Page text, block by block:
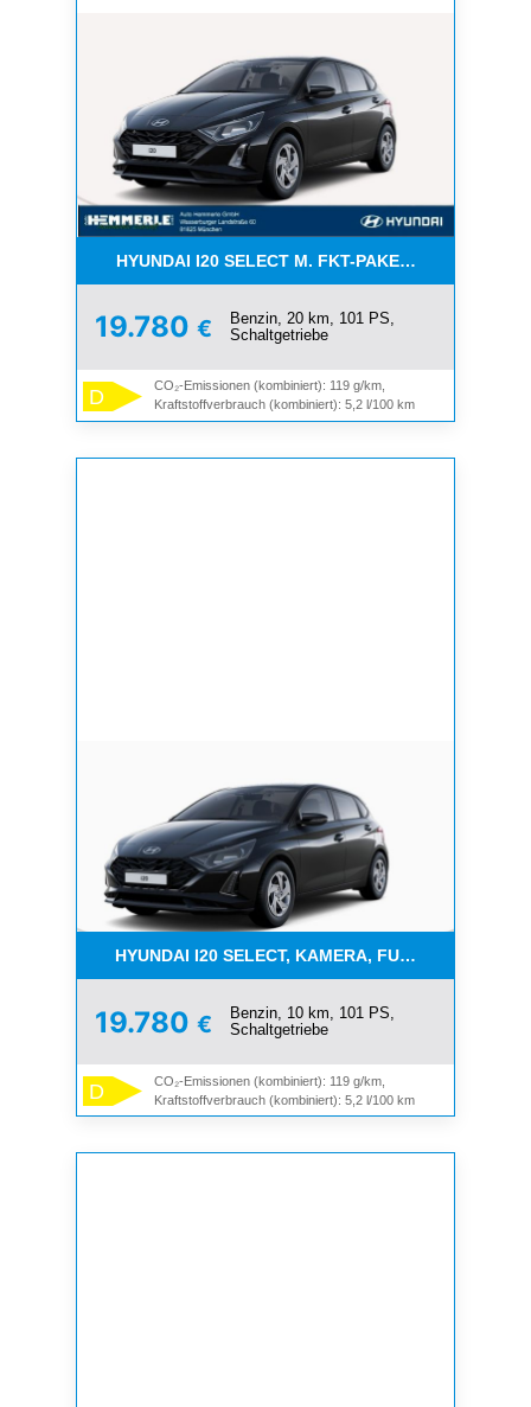
HYUNDAI I20 SELECT M. FKT-PAKET -
19.780 €
Benzin, 20 km, 101 PS,
Schaltgetriebe
D
CO₂-Emissionen (kombiniert): 119 g/km,
Kraftstoffverbrauch (kombiniert): 5,2 l/100 km
HYUNDAI I20 SELECT, KAMERA, FUNKT.PAKET,
19.780 €
Benzin, 10 km, 101 PS,
Schaltgetriebe
D
CO₂-Emissionen (kombiniert): 119 g/km,
Kraftstoffverbrauch (kombiniert): 5,2 l/100 km